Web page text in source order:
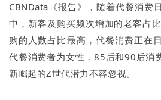
CBNData《报告》，随着代餐消费
中，新客及购买频次增加的老客占
购的人数占比最高，代餐消费正在
代餐消费者为女性，85后和90后消
新崛起的Z世代潜力不容忽视。